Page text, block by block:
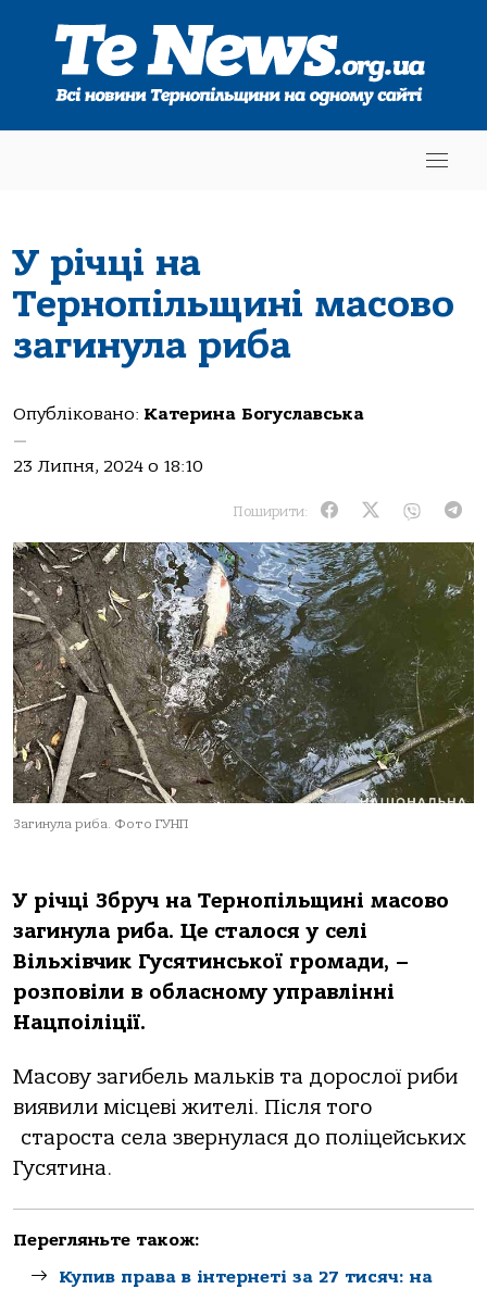
У річці на
Тернопільщині масово
загинула риба
Опубліковано: Катерина Богуславська
—
23 Липня, 2024 о 18:10
Поширити:
Загинула риба. Фото ГУНП
У річці Збруч на Тернопільщині масово
загинула риба. Це сталося у селі
Вільхівчик Гусятинської громади, –
розповіли в обласному управлінні
Нацпоіліції.
Масову загибель мальків та дорослої риби
виявили місцеві жителі. Після того
староста села звернулася до поліцейських
Гусятина.
Перегляньте також:
Купив права в інтернеті за 27 тисяч: на